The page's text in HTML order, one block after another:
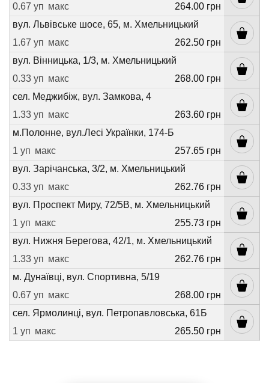
0.67 уп макс
264.00 грн
вул. Львівське шосе, 65, м. Хмельницький
1.67 уп макс
262.50 грн
вул. Вінницька, 1/3, м. Хмельницький
0.33 уп макс
268.00 грн
сел. Меджибіж, вул. Замкова, 4
1.33 уп макс
263.60 грн
м.Полонне, вул.Лесі Українки, 174-Б
1 уп макс
257.65 грн
вул. Зарічанська, 3/2, м. Хмельницький
0.33 уп макс
262.76 грн
вул. Проспект Миру, 72/5В, м. Хмельницький
1 уп макс
255.73 грн
вул. Нижня Берегова, 42/1, м. Хмельницький
1.33 уп макс
262.76 грн
м. Дунаївці, вул. Спортивна, 5/19
0.67 уп макс
268.00 грн
сел. Ярмолинці, вул. Петропавловська, 61Б
1 уп макс 265.50 грн